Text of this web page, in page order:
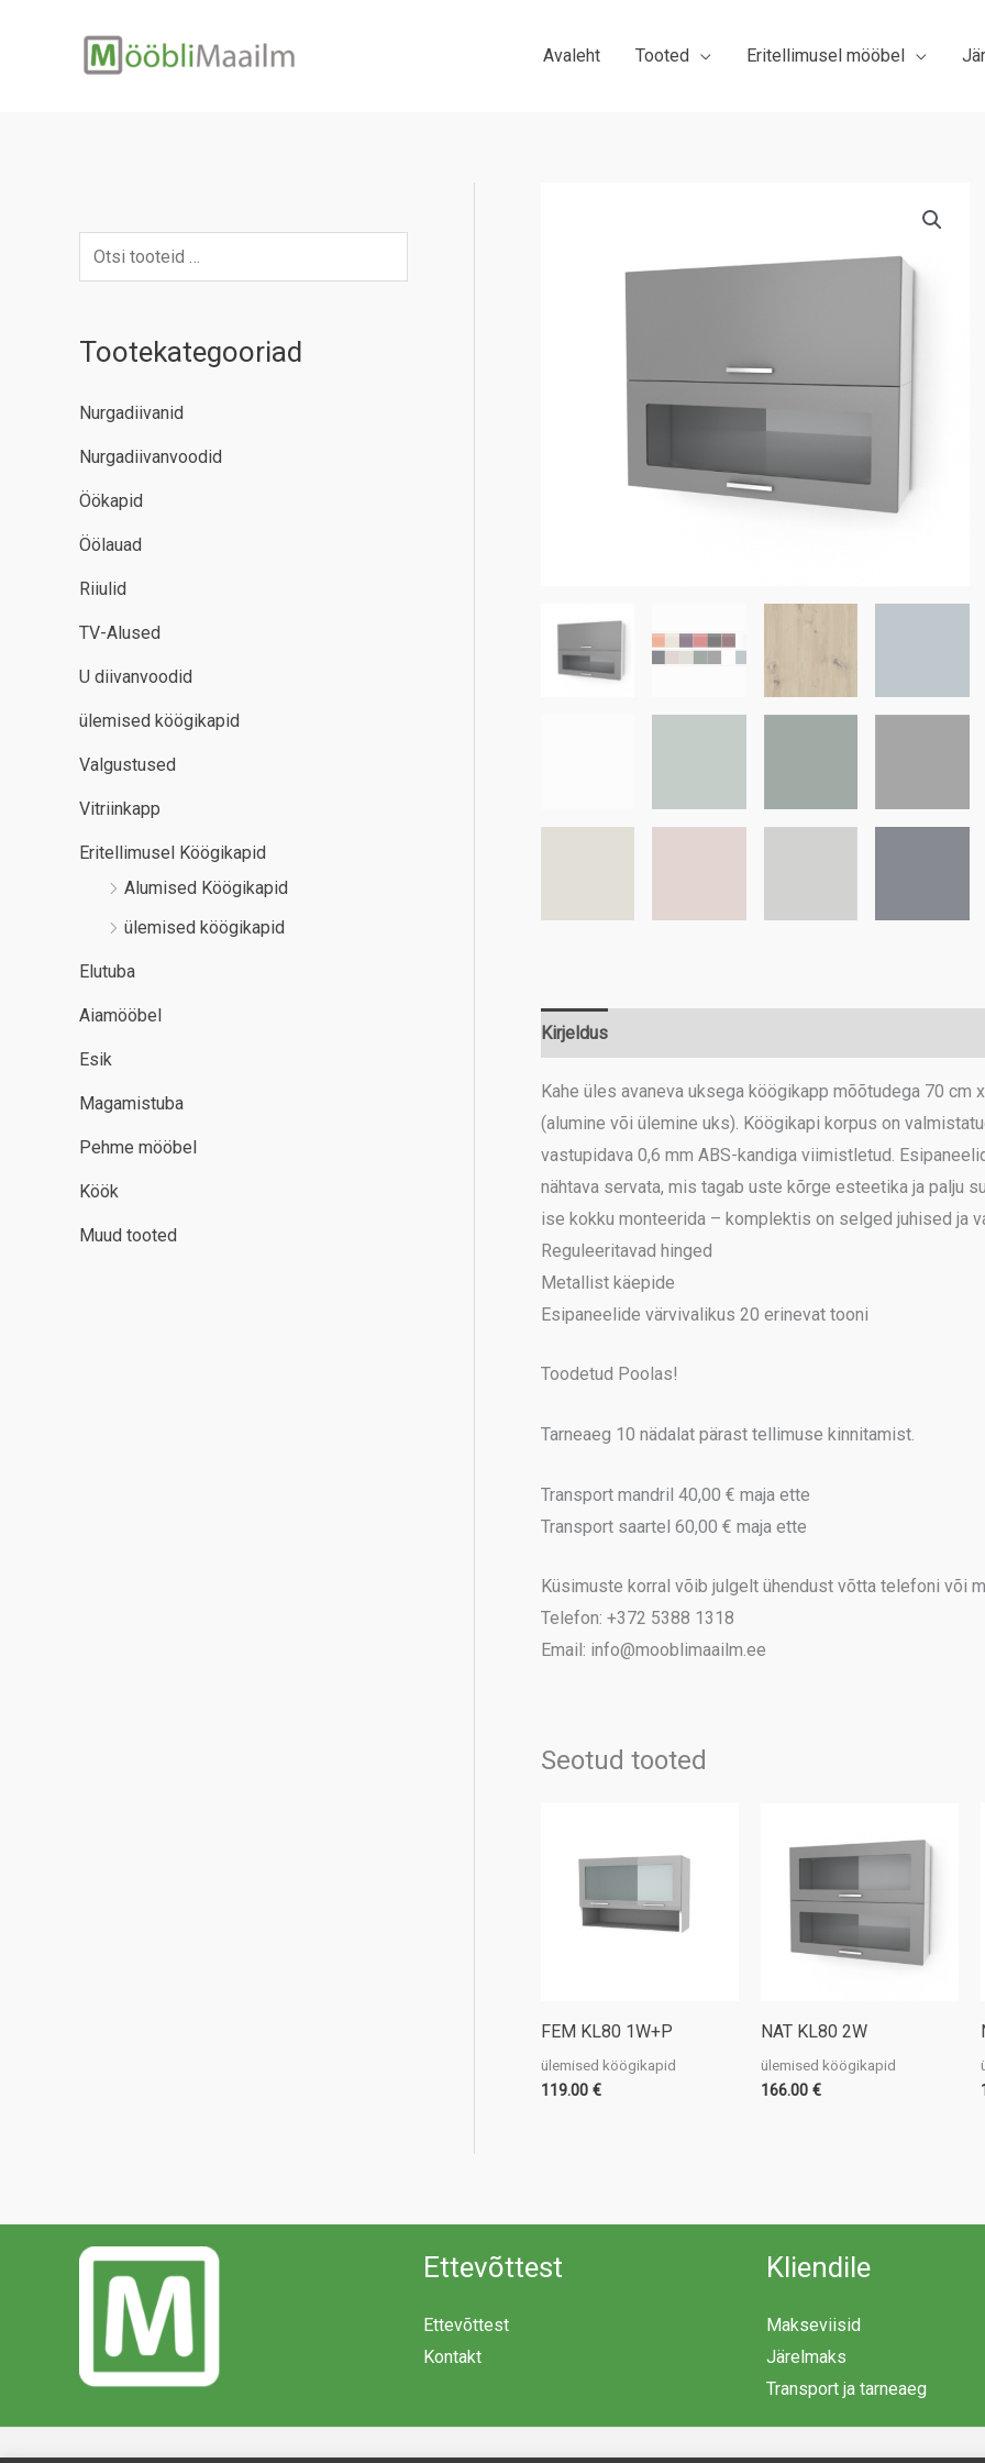
Avaleht Tooted Eritellimusel mööbel
Tootekategooriad
Nurgadiivanid
Nurgadiivanvoodid
Öökapid
Öölauad
Riiulid
TV-Alused
U diivanvoodid
ülemised köögikapid
Valgustused
Vitriinkapp
Eritellimusel Köögikapid
Alumised Köögikapid
ülemised köögikapid
Elutuba
Aiamööbel
Esik
Magamistuba
Pehme mööbel
Köök
Muud tooted
Kirjeldus
Kahe üles avaneva uksega köögikapp mõõtudega 70 cm
(alumine või ülemine uks). Köögikapi korpus on
vastupidava 0,6 mm ABS-kandiga viimistletud.
nähtava servata, mis tagab uste kõrge esteetika ja palju
ise kokku monteerida – komplektis on selged juhised ja
Reguleeritavad hinged
Metallist käepide
Esipaneelide värvivalikus 20 erinevat tooni
Toodetud Poolas!
Tarneaeg 10 nädalat pärast tellimuse kinnitamist.
Transport mandril 40,00 € maja ette
Transport saartel 60,00 € maja ette
Küsimuste korral võib julgelt ühendust võtta telefoni või
Telefon: +372 5388 1318
Email: info@mooblimaailm.ee
Seotud tooted
FEM KL80 1W+P
ülemised köögikapid
119.00 €
NAT KL80 2W
ülemised köögikapid
166.00 €
Ettevõttest
Ettevõttest
Kontakt
Kliendile
Makseviisid
Järelmaks
Transport ja tarneaeg